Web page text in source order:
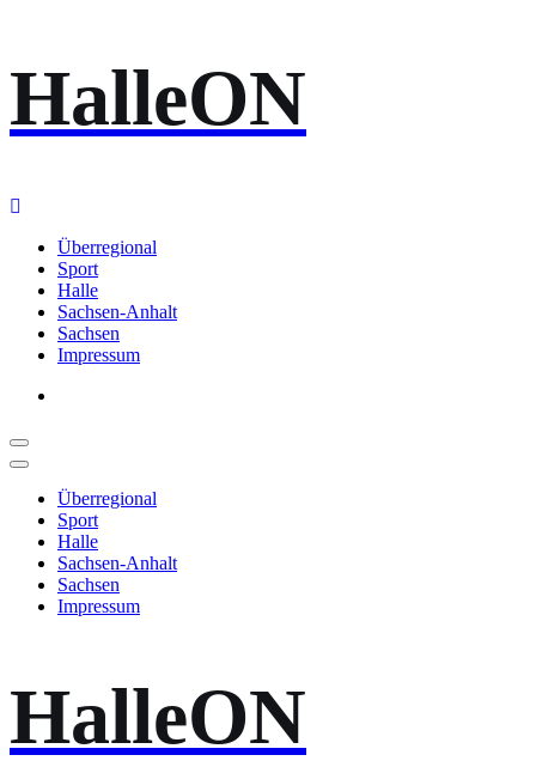
Inhalt
springen
HalleON
Überregional
Sport
Halle
Sachsen-Anhalt
Sachsen
Impressum
Überregional
Sport
Halle
Sachsen-Anhalt
Sachsen
Impressum
HalleON